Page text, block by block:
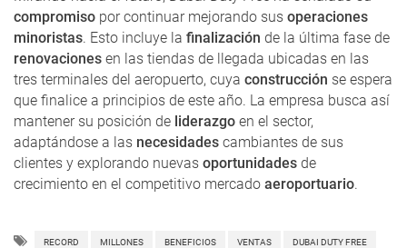
compromiso por continuar mejorando sus operaciones
minoristas. Esto incluye la finalización de la última fase de
renovaciones en las tiendas de llegada ubicadas en las
tres terminales del aeropuerto, cuya construcción se espera
que finalice a principios de este año. La empresa busca así
mantener su posición de liderazgo en el sector,
adaptándose a las necesidades cambiantes de sus
clientes y explorando nuevas oportunidades de
crecimiento en el competitivo mercado aeroportuario.
RECORD MILLONES BENEFICIOS VENTAS DUBAI DUTY FREE